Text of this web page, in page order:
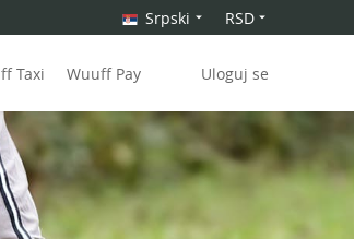
Srpski RSD
Taxi Wuuff Pay Uloguj se